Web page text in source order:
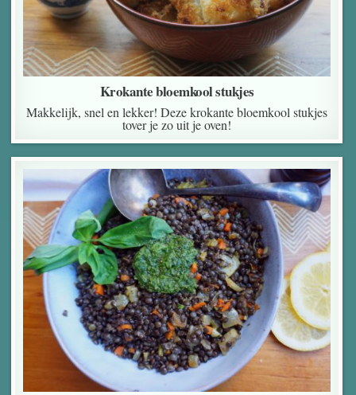
Krokante bloemkool stukjes
Makkelijk, snel en lekker! Deze krokante bloemkool stukjes
tover je zo uit je oven!